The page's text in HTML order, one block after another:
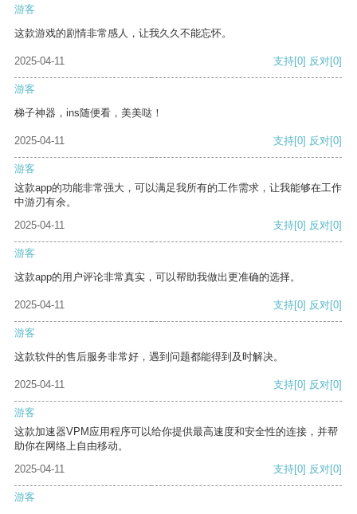
游客
这款游戏的剧情非常感人，让我久久不能忘怀。
2025-04-11 支持[0] 反对[0]
游客
梯子神器，ins随便看，美美哒！
2025-04-11 支持[0] 反对[0]
游客
这款app的功能非常强大，可以满足我所有的工作需求，让我能够在工作
中游刃有余。
2025-04-11
支持[0] 反对[0]
游客
这款app的用户评论非常真实，可以帮助我做出更准确的选择。
2025-04-11 支持[0] 反对[0]
游客
这款软件的售后服务非常好，遇到问题都能得到及时解决。
2025-04-11 支持[0] 反对[0]
游客
这款加速器VPM应用程序可以给你提供最高速度和安全性的连接，并帮
助你在网络上自由移动。
2025-04-11
支持[0] 反对[0]
游客